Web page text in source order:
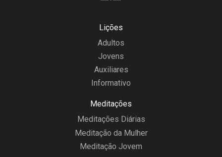
Lições
Adultos
Jovens
Auxiliares
Informativo
Meditações
Meditações Diárias
Meditação da Mulher
Meditação Jovem